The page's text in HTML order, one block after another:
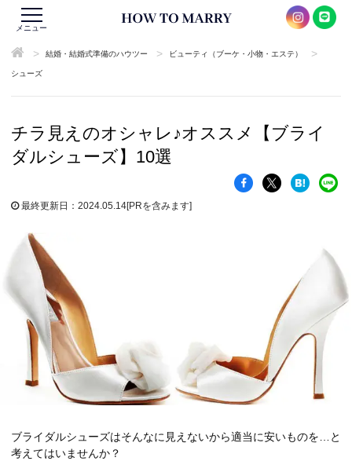
メニュー
> 結婚・結婚式準備のハウツー > ビューティ（ブーケ・小物・エステ） >
シューズ
チラ見えのオシャレ♪オススメ【ブライ
ダルシューズ】10選
最終更新日：2024.05.14[PRを含みます]
ブライダルシューズはそんなに見えないから適当に安いものを…と
考えてはいませんか？